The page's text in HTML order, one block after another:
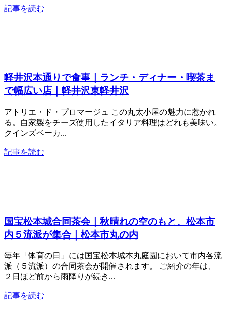
記事を読む
軽井沢本通りで食事｜ランチ・ディナー・喫茶ま
で幅広い店｜軽井沢東軽井沢
アトリエ・ド・プロマージュ この丸太小屋の魅力に惹かれ
る。自家製をチーズ使用したイタリア料理はどれも美味い。
クインズベーカ...
記事を読む
国宝松本城合同茶会｜秋晴れの空のもと、松本市
内５流派が集合｜松本市丸の内
毎年「体育の日」には国宝松本城本丸庭園において市内各流
派（５流派）の合同茶会が開催されます。 ご紹介の年は、
２日ほど前から雨降りが続き...
記事を読む